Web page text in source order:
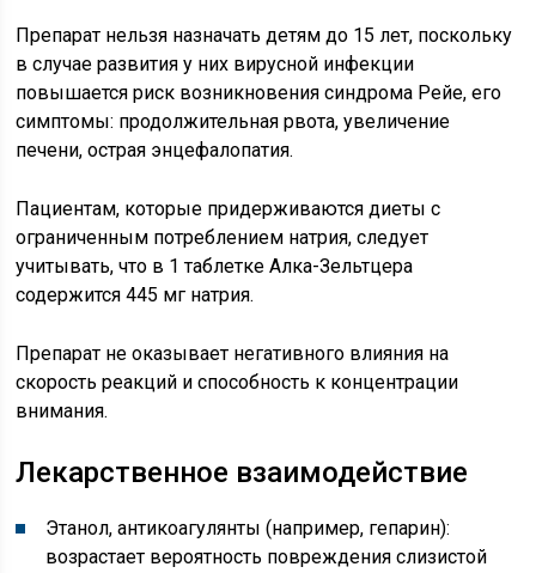
Препарат нельзя назначать детям до 15 лет, поскольку
в случае развития у них вирусной инфекции
повышается риск возникновения синдрома Рейе, его
симптомы: продолжительная рвота, увеличение
печени, острая энцефалопатия.
Пациентам, которые придерживаются диеты с
ограниченным потреблением натрия, следует
учитывать, что в 1 таблетке Алка-Зельтцера
содержится 445 мг натрия.
Препарат не оказывает негативного влияния на
скорость реакций и способность к концентрации
внимания.
Лекарственное взаимодействие
Этанол, антикоагулянты (например, гепарин):
возрастает вероятность повреждения слизистой